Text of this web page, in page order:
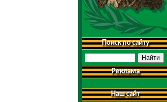
Поиск по сайту
Реклама
Наш сайт